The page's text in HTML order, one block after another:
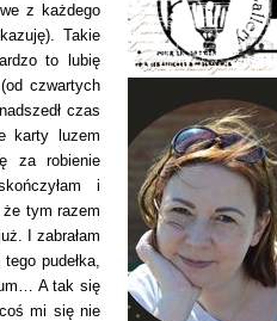
z każdego
Takie
to lubię
czwartych
czas
karty luzem
za robienie
i
że tym razem
I zabrałam
pudełka,
A tak się
mi się nie